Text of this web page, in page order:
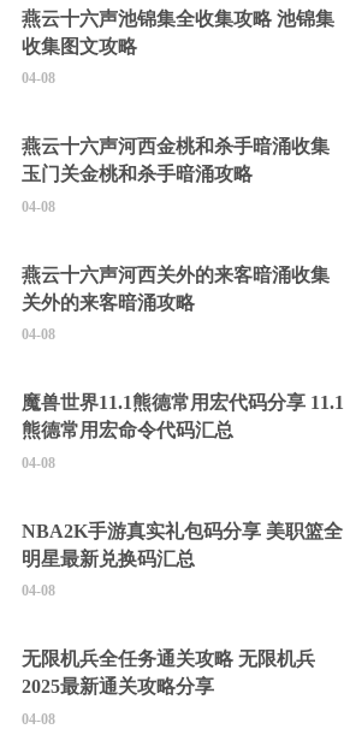
燕云十六声池锦集全收集攻略 池锦集
收集图文攻略
04-08
燕云十六声河西金桃和杀手暗涌收集
玉门关金桃和杀手暗涌攻略
04-08
燕云十六声河西关外的来客暗涌收集
关外的来客暗涌攻略
04-08
魔兽世界11.1熊德常用宏代码分享 11.1
熊德常用宏命令代码汇总
04-08
NBA2K手游真实礼包码分享 美职篮全
明星最新兑换码汇总
04-08
无限机兵全任务通关攻略 无限机兵
2025最新通关攻略分享
04-08